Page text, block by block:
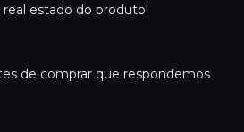
estado do produto!
de comprar que respondemos